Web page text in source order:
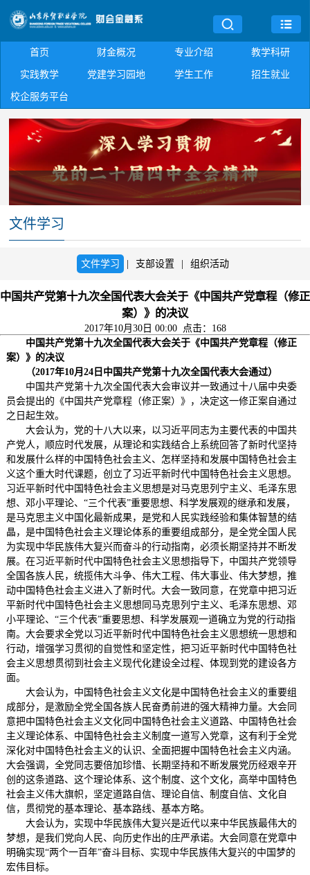
首页 财金概况 专业介绍 教学科研
实践教学 党建学习园地 学生工作 招生就业
校企服务平台
文件学习
文件学习 | 支部设置 | 组织活动
中国共产党第十九次全国代表大会关于《中国共产党章程（修正
案）》的决议
2017年10月30日 00:00 点击： 168
中国共产党第十九次全国代表大会关于《中国共产党章程（修正
案）》的决议
（2017年10月24日中国共产党第十九次全国代表大会通过）
中国共产党第十九次全国代表大会审议并一致通过十八届中央委
员会提出的《中国共产党章程（修正案）》，决定这一修正案自通过
之日起生效。
大会认为，党的十八大以来，以习近平同志为主要代表的中国共
产党人，顺应时代发展，从理论和实践结合上系统回答了新时代坚持
和发展什么样的中国特色社会主义、怎样坚持和发展中国特色社会主
义这个重大时代课题，创立了习近平新时代中国特色社会主义思想。
习近平新时代中国特色社会主义思想是对马克思列宁主义、毛泽东思
想、邓小平理论、“三个代表”重要思想、科学发展观的继承和发展，
是马克思主义中国化最新成果，是党和人民实践经验和集体智慧的结
晶，是中国特色社会主义理论体系的重要组成部分，是全党全国人民
为实现中华民族伟大复兴而奋斗的行动指南，必须长期坚持并不断发
展。在习近平新时代中国特色社会主义思想指导下，中国共产党领导
全国各族人民，统揽伟大斗争、伟大工程、伟大事业、伟大梦想，推
动中国特色社会主义进入了新时代。大会一致同意，在党章中把习近
平新时代中国特色社会主义思想同马克思列宁主义、毛泽东思想、邓
小平理论、“三个代表”重要思想、科学发展观一道确立为党的行动指
南。大会要求全党以习近平新时代中国特色社会主义思想统一思想和
行动，增强学习贯彻的自觉性和坚定性，把习近平新时代中国特色社
会主义思想贯彻到社会主义现代化建设全过程、体现到党的建设各方
面。
大会认为，中国特色社会主义文化是中国特色社会主义的重要组
成部分，是激励全党全国各族人民奋勇前进的强大精神力量。大会同
意把中国特色社会主义文化同中国特色社会主义道路、中国特色社会
主义理论体系、中国特色社会主义制度一道写入党章，这有利于全党
深化对中国特色社会主义的认识、全面把握中国特色社会主义内涵。
大会强调，全党同志要倍加珍惜、长期坚持和不断发展党历经艰辛开
创的这条道路、这个理论体系、这个制度、这个文化，高举中国特色
社会主义伟大旗帜，坚定道路自信、理论自信、制度自信、文化自
信，贯彻党的基本理论、基本路线、基本方略。
大会认为，实现中华民族伟大复兴是近代以来中华民族最伟大的
梦想，是我们党向人民、向历史作出的庄严承诺。大会同意在党章中
明确实现“两个一百年”奋斗目标、实现中华民族伟大复兴的中国梦的
宏伟目标。